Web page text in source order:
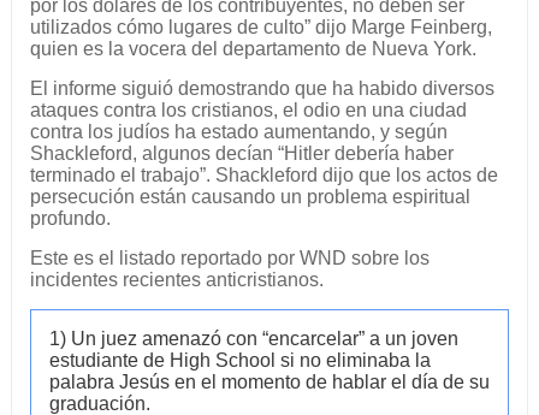
por los dólares de los contribuyentes, no deben ser
utilizados cómo lugares de culto” dijo Marge Feinberg,
quien es la vocera del departamento de Nueva York.
El informe siguió demostrando que ha habido diversos
ataques contra los cristianos, el odio en una ciudad
contra los judíos ha estado aumentando, y según
Shackleford, algunos decían “Hitler debería haber
terminado el trabajo”. Shackleford dijo que los actos de
persecución están causando un problema espiritual
profundo.
Este es el listado reportado por WND sobre los
incidentes recientes anticristianos.
1) Un juez amenazó con “encarcelar” a un joven
estudiante de High School si no eliminaba la
palabra Jesús en el momento de hablar el día de su
graduación.